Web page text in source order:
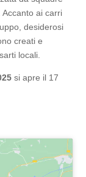
ai carri
desiderosi
creati e
locali.
si apre il 17